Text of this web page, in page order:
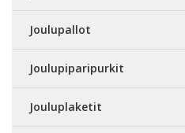
Joulupallot
Joulupiparipurkit
Jouluplaketit